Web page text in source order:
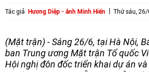
Tác giả Hương Diệp - ảnh Minh Hiển Thứ sáu,
(Mặt trận) - Sáng 26/6, tại Hà Nội,
ban Trung ương Mặt trận Tổ quốc
Hội nghị đôn đốc triển khai dự án